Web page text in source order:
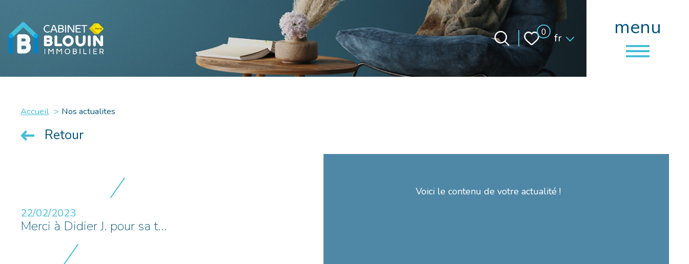
menu
0 Langue
fr
Accueil Nos actualites
Retour
22/02/2023
Merci à Didier J. pour sa t...
Voici le contenu de votre actualité !